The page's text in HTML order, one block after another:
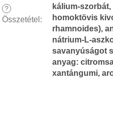
?
Összetétel :
kálium-
homoktövis
rhamnoides),
nátrium-L-
savanyúságot
anyag:
xantángumi,